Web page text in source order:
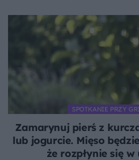
SPOTKANIE PRZY
Zamarynuj pierś z
lub jogurcie. Mięso
że rozpłynie się w